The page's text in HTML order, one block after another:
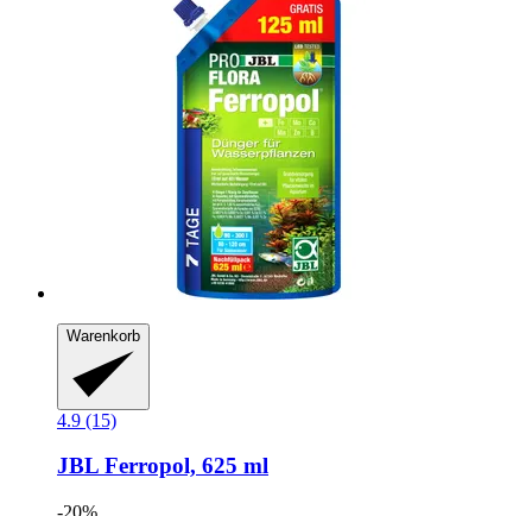
Warenkorb
4.9 (15)
JBL Ferropol, 625 ml